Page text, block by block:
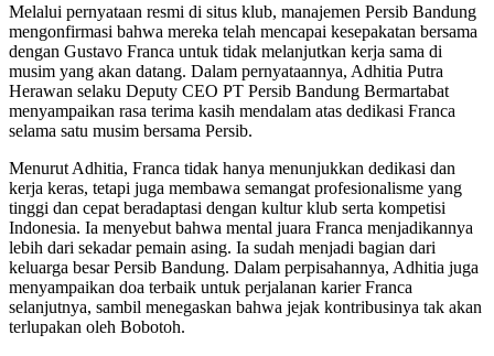
Melalui pernyataan resmi di situs klub, manajemen Persib Bandung
mengonfirmasi bahwa mereka telah mencapai kesepakatan bersama
dengan Gustavo Franca untuk tidak melanjutkan kerja sama di
musim yang akan datang. Dalam pernyataannya, Adhitia Putra
Herawan selaku Deputy CEO PT Persib Bandung Bermartabat
menyampaikan rasa terima kasih mendalam atas dedikasi Franca
selama satu musim bersama Persib.
Menurut Adhitia, Franca tidak hanya menunjukkan dedikasi dan
kerja keras, tetapi juga membawa semangat profesionalisme yang
tinggi dan cepat beradaptasi dengan kultur klub serta kompetisi
Indonesia. Ia menyebut bahwa mental juara Franca menjadikannya
lebih dari sekadar pemain asing. Ia sudah menjadi bagian dari
keluarga besar Persib Bandung. Dalam perpisahannya, Adhitia juga
menyampaikan doa terbaik untuk perjalanan karier Franca
selanjutnya, sambil menegaskan bahwa jejak kontribusinya tak akan
terlupakan oleh Bobotoh.